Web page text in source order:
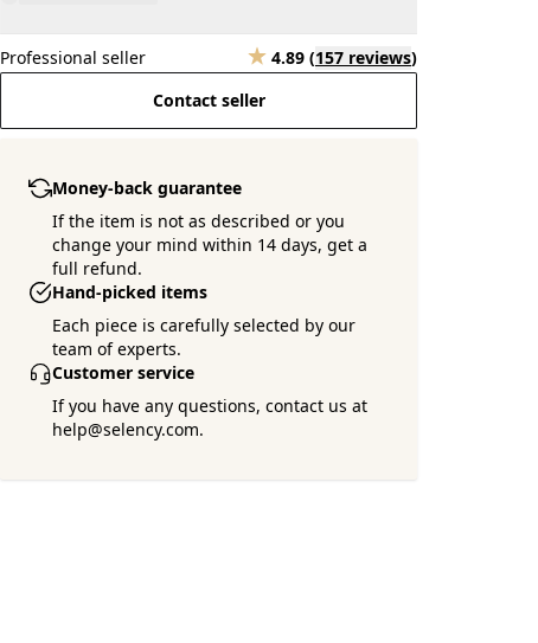
Professional seller 4.89 (157 reviews)
Contact seller
Money-back guarantee
If the item is not as described or you
change your mind within 14 days, get a
full refund.
Hand-picked items
Each piece is carefully selected by our
team of experts.
Customer service
If you have any questions, contact us at
help@selency.com.